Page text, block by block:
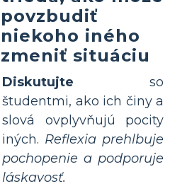
povzbudiť
niekoho iného
zmeniť situáciu
Diskutujte so
študentmi, ako ich činy a
slová ovplyvňujú pocity
iných. Reflexia prehlbuje
pochopenie a podporuje
láskavosť.